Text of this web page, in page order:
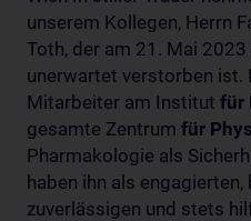
unserem Kollegen, Herrn
Toth, der am 21. Mai
unerwartet verstorben ist.
Mitarbeiter am Institut für
gesamte Zentrum für
Pharmakologie als
haben ihn als engagierten,
zuverlässigen und stets